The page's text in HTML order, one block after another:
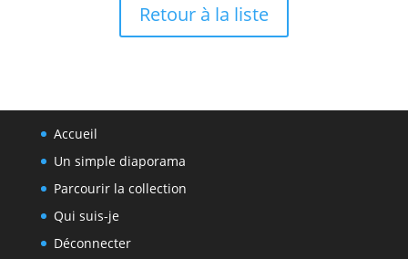
Retour à la liste
Accueil
Un simple diaporama
Parcourir la collection
Qui suis-je
Déconnecter